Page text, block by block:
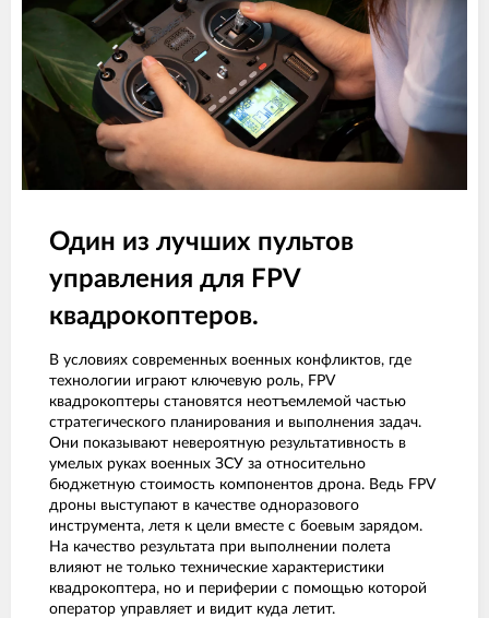
Один из лучших пультов
управления для FPV
квадрокоптеров.
В условиях современных военных конфликтов, где
технологии играют ключевую роль, FPV
квадрокоптеры становятся неотъемлемой частью
стратегического планирования и выполнения задач.
Они показывают невероятную результативность в
умелых руках военных ЗСУ за относительно
бюджетную стоимость компонентов дрона. Ведь FPV
дроны выступают в качестве одноразового
инструмента, летя к цели вместе с боевым зарядом.
На качество результата при выполнении полета
влияют не только технические характеристики
квадрокоптера, но и периферии с помощью которой
оператор управляет и видит куда летит.